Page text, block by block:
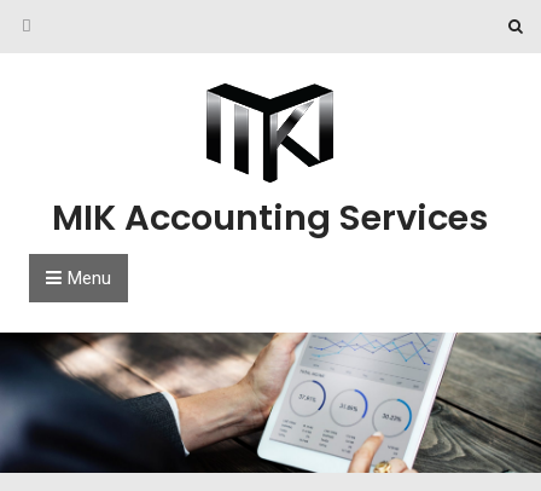
Skip to content
MIK Accounting Services
Menu